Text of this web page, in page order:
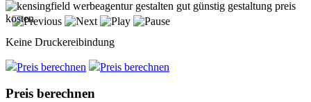
Keine Druckereibindung
Preis berechnen Preis berechnen
Preis berechnen